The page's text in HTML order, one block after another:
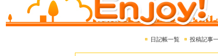
日記帳一覧 投稿記事